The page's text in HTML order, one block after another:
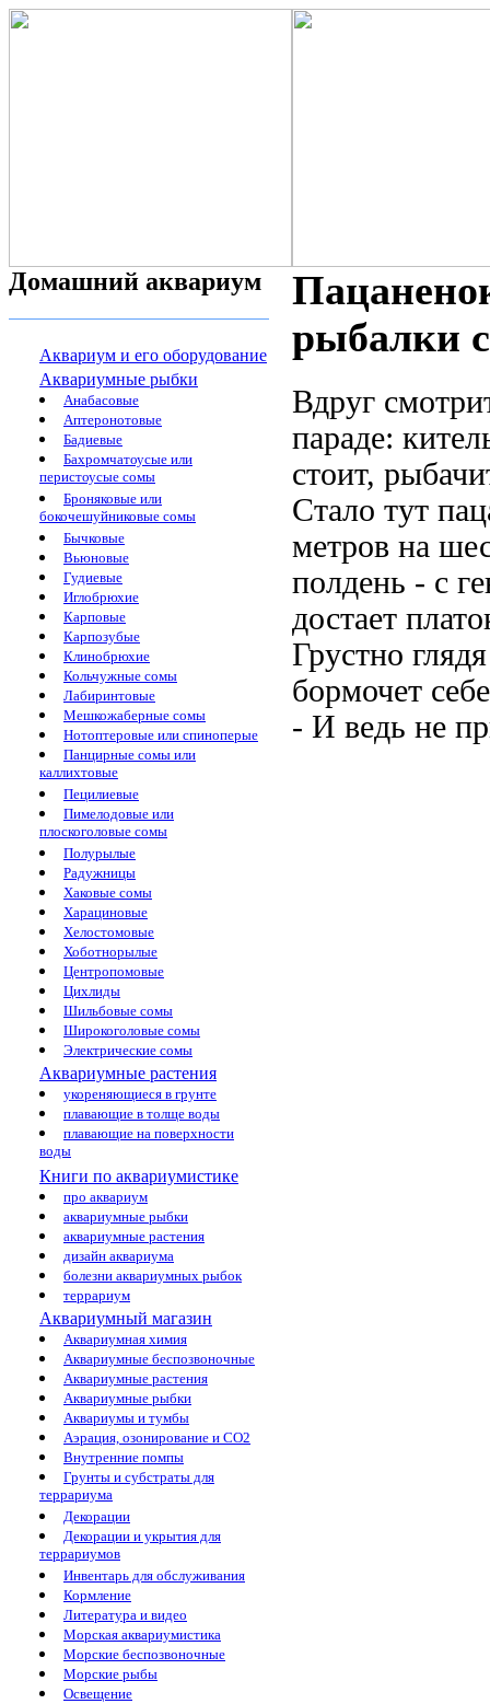
Домашний аквариум
Аквариум и его оборудование
Аквариумные рыбки
Анабасовые
Аптеронотовые
Бадиевые
Бахромчатоусые или
перистоусые сомы
Броняковые или
бокочешуйниковые сомы
Бычковые
Вьюновые
Гудиевые
Иглобрюхие
Карповые
Карпозубые
Клинобрюхие
Кольчужные сомы
Лабиринтовые
Мешкожаберные сомы
Нотоптеровые или спиноперые
Панцирные сомы или
каллихтовые
Пецилиевые
Пимелодовые или
плоскоголовые сомы
Полурылые
Радужницы
Хаковые сомы
Харациновые
Хелостомовые
Хоботнорылые
Центропомовые
Цихлиды
Шильбовые сомы
Широкоголовые сомы
Электрические сомы
Аквариумные растения
укореняющиеся в грунте
плавающие в толще воды
плавающие на поверхности
воды
Книги по аквариумистике
про аквариум
аквариумные рыбки
аквариумные растения
дизайн аквариума
болезни аквариумных рыбок
террариум
Аквариумный магазин
Аквариумная химия
Аквариумные беспозвоночные
Аквариумные растения
Аквариумные рыбки
Аквариумы и тумбы
Аэрация, озонирование и CO2
Внутренние помпы
Грунты и субстраты для
террариума
Декорации
Декорации и укрытия для
террариумов
Инвентарь для обслуживания
Кормление
Литература и видео
Морская аквариумистика
Морские беспозвоночные
Морские рыбы
Освещение
рыбалки
Вдруг
параде:
стоит,
Стало тут
метров на
полдень - с
достает
Грустно
бормочет
- И ведь не